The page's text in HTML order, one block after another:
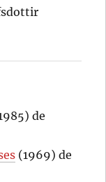
de
(1969) de